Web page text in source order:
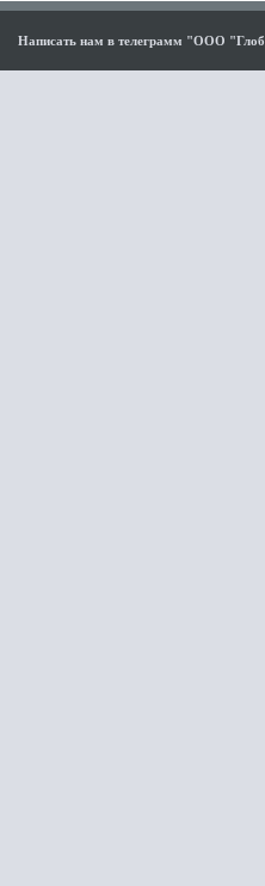
Написать нам в телеграмм "ООО